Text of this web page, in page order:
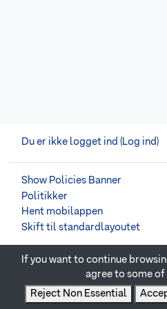
Du er ikke logget ind (Log ind)
If you want to continue
agree to some
Reject Non Essential
Show Policies Banner
Politikker
Hent mobilappen
Skift til standardlayoutet
Drevet afMoodle